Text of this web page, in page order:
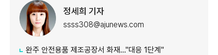
정세희 기자
ssss308@ajunews.com
완주 안전용품 제조공장서 화재…"대응 1단계"